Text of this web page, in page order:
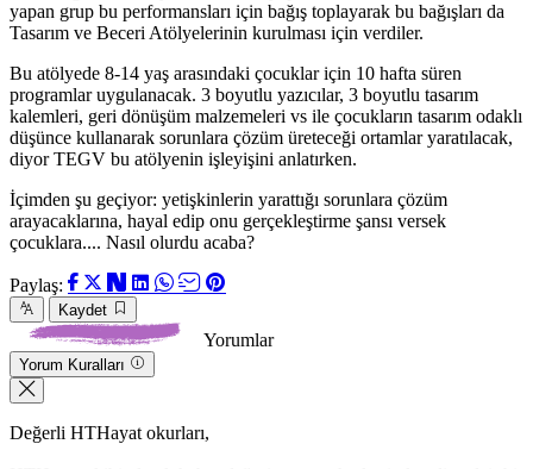
yapan grup bu performansları için bağış toplayarak bu bağışları da
Tasarım ve Beceri Atölyelerinin kurulması için verdiler.
Bu atölyede 8-14 yaş arasındaki çocuklar için 10 hafta süren
programlar uygulanacak. 3 boyutlu yazıcılar, 3 boyutlu tasarım
kalemleri, geri dönüşüm malzemeleri vs ile çocukların tasarım odaklı
düşünce kullanarak sorunlara çözüm üreteceği ortamlar yaratılacak,
diyor TEGV bu atölyenin işleyişini anlatırken.
İçimden şu geçiyor: yetişkinlerin yarattığı sorunlara çözüm
arayacaklarına, hayal edip onu gerçekleştirme şansı versek
çocuklara.... Nasıl olurdu acaba?
Paylaş:
Kaydet
Yorumlar
Yorum Kuralları
Değerli HTHayat okurları,